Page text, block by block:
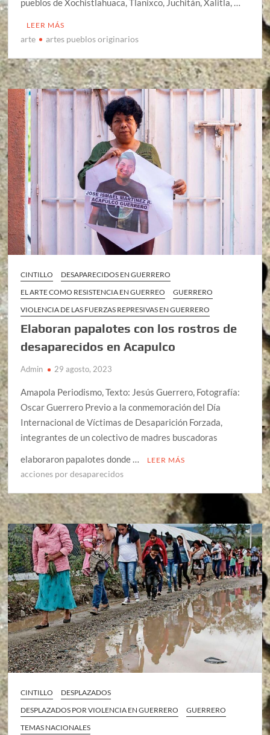
LEER MÁS
arte artes pueblos originarios
CINTILLO
DESAPARECIDOS EN GUERRERO
EL ARTE COMO RESISTENCIA EN GUERREO
GUERRERO
VIOLENCIA DE LAS FUERZAS REPRESIVAS EN GUERRERO
Elaboran papalotes con los rostros de
desaparecidos en Acapulco
Admin 29 agosto, 2023
Amapola Periodismo, Texto: Jesús Guerrero, Fotografía:
Oscar Guerrero Previo a la conmemoración del Día
Internacional de Víctimas de Desaparición Forzada,
integrantes de un colectivo de madres buscadoras
elaboraron papalotes donde …
LEER MÁS
acciones por desaparecidos
CINTILLO
DESPLAZADOS
DESPLAZADOS POR VIOLENCIA EN GUERRERO
GUERRERO
TEMAS NACIONALES